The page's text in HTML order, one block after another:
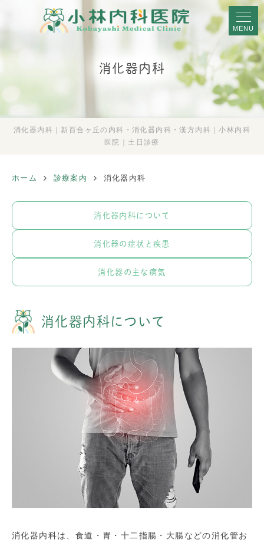
MENU
消化器内科
消化器内科｜新百合ヶ丘の内科・消化器内科・漢方内科｜小林内科
医院｜土日診療
ホーム 診療案内 消化器内科
消化器内科について
消化器の症状と疾患
消化器の主な病気
消化器内科について
消化器内科は、食道・胃・十二指腸・大腸などの消化管お